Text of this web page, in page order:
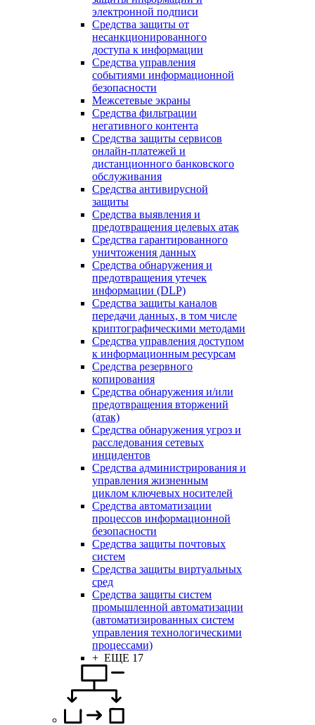
электронной подписи
Средства защиты от
несанкционированного
доступа к информации
Средства управления
событиями информационной
безопасности
Межсетевые экраны
Средства фильтрации
негативного контента
Средства защиты сервисов
онлайн-платежей и
дистанционного банковского
обслуживания
Средства антивирусной
защиты
Средства выявления и
предотвращения целевых атак
Средства гарантированного
уничтожения данных
Средства обнаружения и
предотвращения утечек
информации (DLP)
Средства защиты каналов
передачи данных, в том числе
криптографическими методами
Средства управления доступом
к информационным ресурсам
Средства резервного
копирования
Средства обнаружения и/или
предотвращения вторжений
(атак)
Средства обнаружения угроз и
расследования сетевых
инцидентов
Средства администрирования и
управления жизненным
циклом ключевых носителей
Средства автоматизации
процессов информационной
безопасности
Средства защиты почтовых
систем
Средства защиты виртуальных
сред
Средства защиты систем
промышленной автоматизации
(автоматизированных систем
управления технологическими
процессами)
+ ЕЩЕ 17